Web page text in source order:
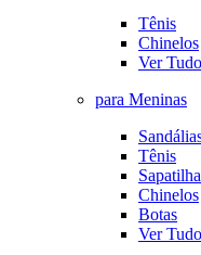
Tênis
Chinelos
Ver Tudo
para Meninas
Tênis
Chinelos
Botas
Ver Tudo